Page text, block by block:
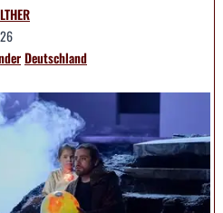
Deutschland